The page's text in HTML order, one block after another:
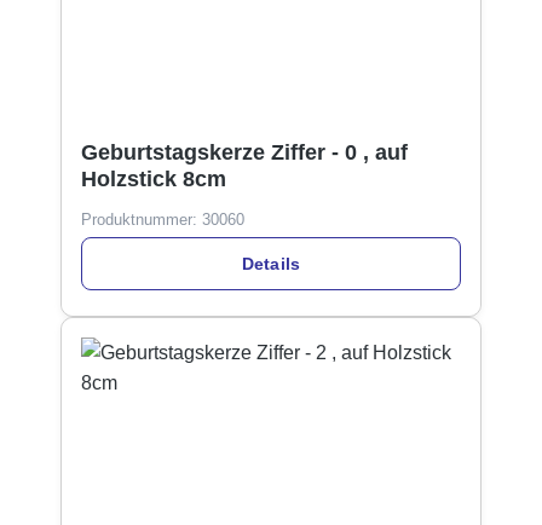
Geburtstagskerze Ziffer - 0 , auf
Holzstick 8cm
Produktnummer: 30060
Details